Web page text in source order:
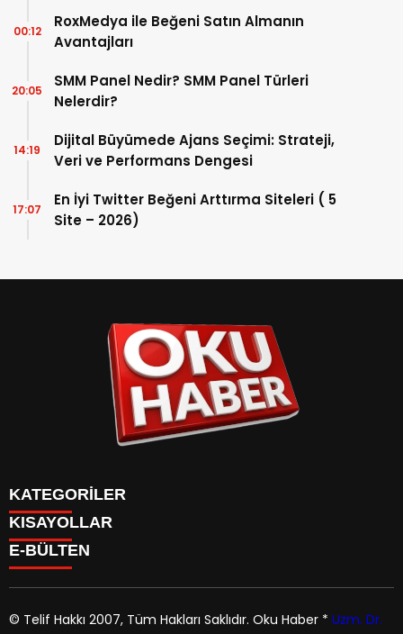
RoxMedya ile Beğeni Satın Almanın
Avantajları
00:12
SMM Panel Nedir? SMM Panel Türleri
Nelerdir?
20:05
Dijital Büyümede Ajans Seçimi: Strateji,
Veri ve Performans Dengesi
14:19
En İyi Twitter Beğeni Arttırma Siteleri ( 5
Site – 2026)
17:07
KATEGORİLER
ANASAYFA
Gündem
Politika
KISAYOLLAR
ANASAYFA
Gündem
Dünya
E-BÜLTEN
© Telif Hakkı 2007, Tüm Hakları Saklıdır. Oku Haber * Uzm. Dr.